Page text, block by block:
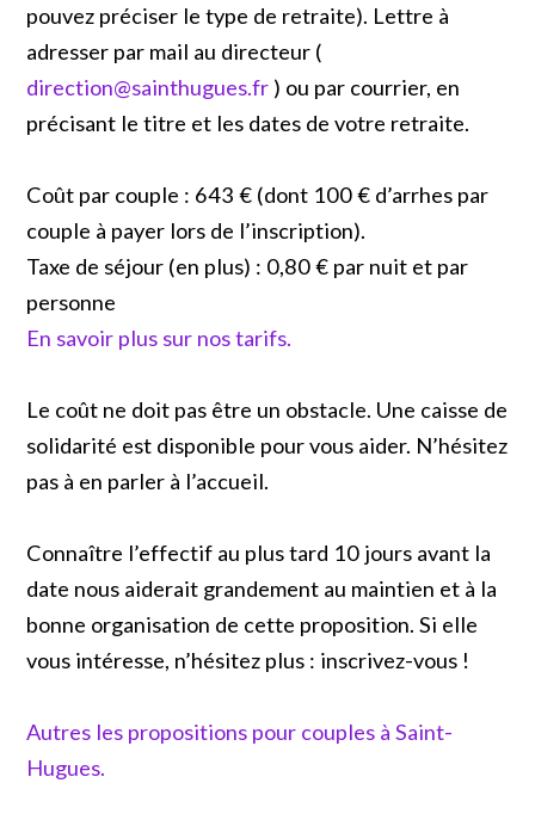
pouvez préciser le type de retraite). Lettre à
adresser par mail au directeur (
direction@sainthugues.fr ) ou par courrier, en
précisant le titre et les dates de votre retraite.
Coût par couple : 643 € (dont 100 € d’arrhes par
couple à payer lors de l’inscription).
Taxe de séjour (en plus) : 0,80 € par nuit et par
personne
En savoir plus sur nos tarifs.
Le coût ne doit pas être un obstacle. Une caisse de
solidarité est disponible pour vous aider. N’hésitez
pas à en parler à l’accueil.
Connaître l’effectif au plus tard 10 jours avant la
date nous aiderait grandement au maintien et à la
bonne organisation de cette proposition. Si elle
vous intéresse, n’hésitez plus : inscrivez-vous !
Autres les propositions pour couples à Saint-
Hugues.